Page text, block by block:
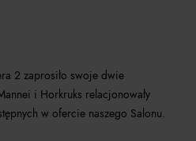
2 zaprosiło swoje dwie
i Horkruks relacjonowały
w ofercie naszego Salonu.